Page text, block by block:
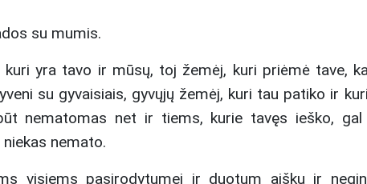
su mumis.
yra tavo ir mūsų, toj žemėj, kuri priėmė tave,
su gyvaisiais, gyvųjų žemėj, kuri tau patiko ir
nematomas net ir tiems, kurie tavęs ieško, gal
nemato.
visiems pasirodytumei ir duotum aiškų ir